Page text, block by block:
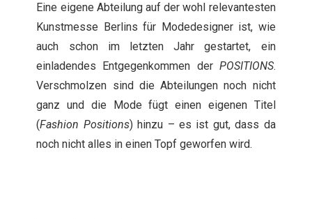
Eine eigene Abteilung auf der wohl relevantesten
Kunstmesse Berlins für Modedesigner ist, wie
auch schon im letzten Jahr gestartet, ein
einladendes Entgegenkommen der POSITIONS.
Verschmolzen sind die Abteilungen noch nicht
ganz und die Mode fügt einen eigenen Titel
(Fashion Positions) hinzu – es ist gut, dass da
noch nicht alles in einen Topf geworfen wird.